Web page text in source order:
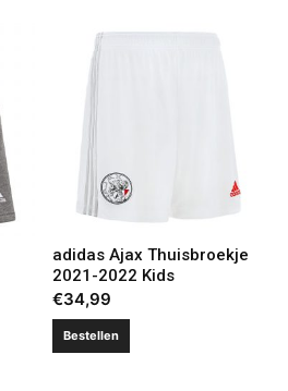
adidas Ajax Thuisbroekje
2021-2022 Kids
€34,99
Bestellen